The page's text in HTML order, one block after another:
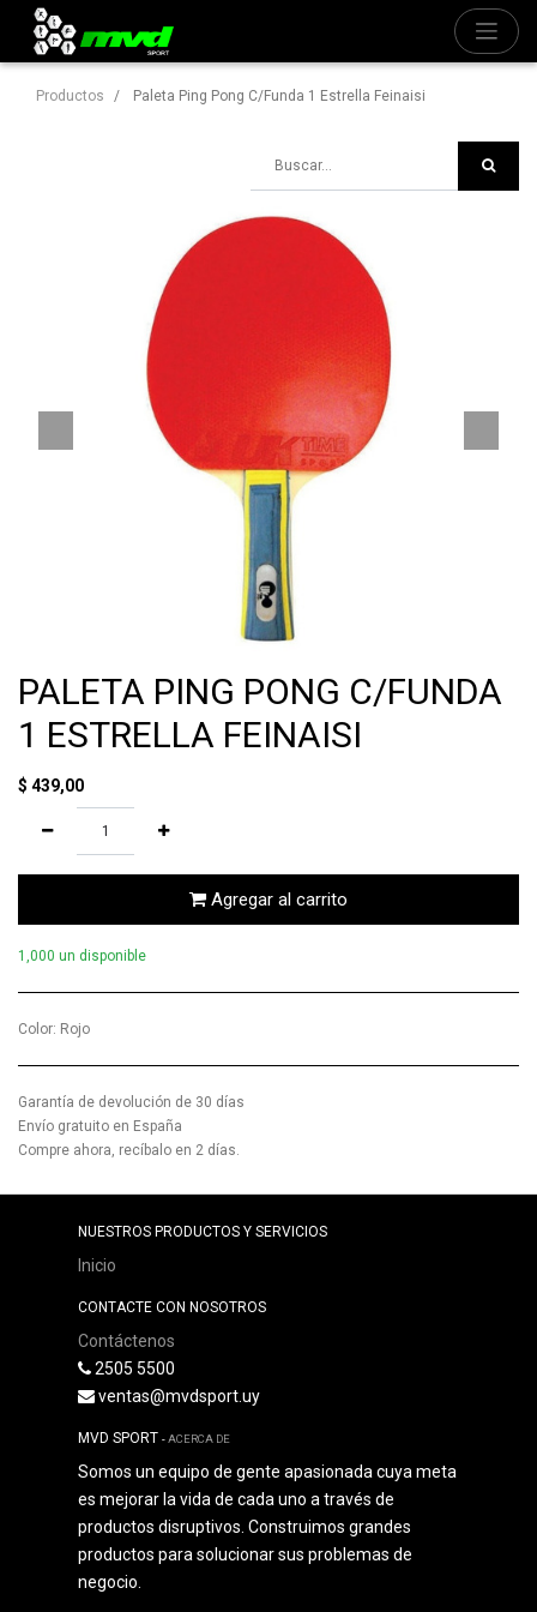
Productos Paleta Ping Pong C/Funda 1 Estrella Feinaisi
PALETA PING PONG C/FUNDA
1 ESTRELLA FEINAISI
$ 439,00
Agregar al carrito
1,000 un disponible
Color: Rojo
Garantía de devolución de 30 días
Envío gratuito en España
Compre ahora, recíbalo en 2 días.
NUESTROS PRODUCTOS Y SERVICIOS
Inicio
CONTACTE CON NOSOTROS
Contáctenos
2505 5500
ventas@mvdsport.uy
MVD SPORT -ACERCA DE
Somos un equipo de gente apasionada cuya meta
es mejorar la vida de cada uno a través de
productos disruptivos. Construimos grandes
productos para solucionar sus problemas de
negocio.